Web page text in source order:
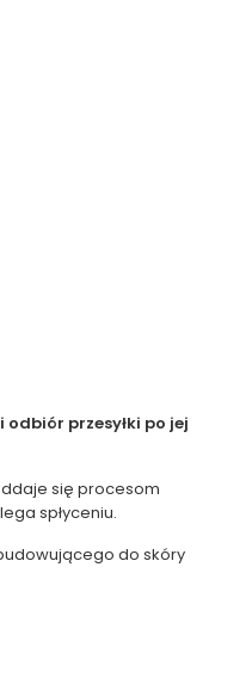
przesyłki po jej
się procesom
spłyceniu.
do skóry